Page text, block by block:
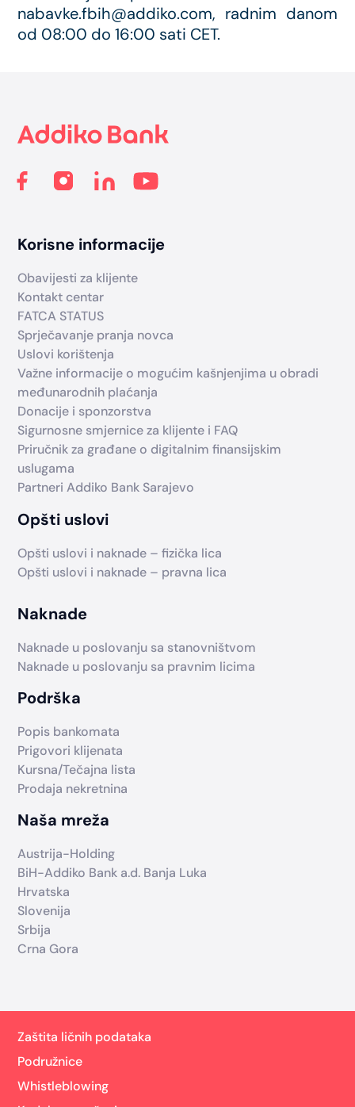
nabavke.fbih@addiko.com, radnim danom
od 08:00 do 16:00 sati CET.
Korisne informacije
Obavijesti za klijente
Kontakt centar
FATCA STATUS
Sprječavanje pranja novca
Uslovi korištenja
Važne informacije o mogućim kašnjenjima u obradi
međunarodnih plaćanja
Donacije i sponzorstva
Sigurnosne smjernice za klijente i FAQ
Priručnik za građane o digitalnim finansijskim
uslugama
Partneri Addiko Bank Sarajevo
Opšti uslovi
Opšti uslovi i naknade – fizička lica
Opšti uslovi i naknade – pravna lica
Naknade
Naknade u poslovanju sa stanovništvom
Naknade u poslovanju sa pravnim licima
Podrška
Popis bankomata
Prigovori klijenata
Kursna/Tečajna lista
Prodaja nekretnina
Naša mreža
Austrija-Holding
BiH-Addiko Bank a.d. Banja Luka
Hrvatska
Slovenija
Srbija
Crna Gora
Zaštita ličnih podataka
Podružnice
Whistleblowing